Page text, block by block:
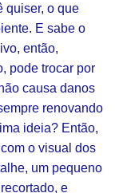
quiser, o que
E sabe o
então,
pode trocar por
causa danos
renovando
ideia? Então,
o visual dos
um pequeno
e